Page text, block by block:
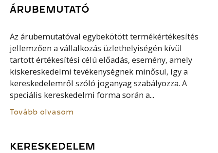
ÁRUBEMUTATÓ
Az árubemutatóval egybekötött termékértékesítés
jellemzően a vállalkozás üzlethelyiségén kívül
tartott értékesítési célú előadás, esemény, amely
kiskereskedelmi tevékenységnek minősül, így a
kereskedelemről szóló joganyag szabályozza. A
speciális kereskedelmi forma során a...
Tovább olvasom
KERESKEDELEM